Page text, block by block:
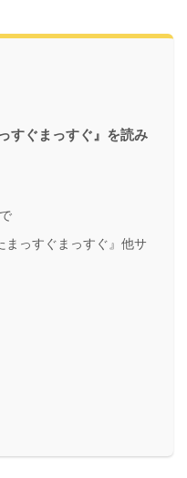
すぐまっすぐ』を読み
まっすぐまっすぐ』他サ